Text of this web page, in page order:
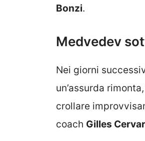
Bonzi.
Medvedev
Nei giorni
un’assurda rimonta,
crollare
coach Gilles